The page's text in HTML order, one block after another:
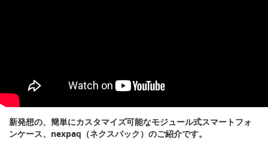
新発想の、簡単にカスタマイズ可能なモジュール式スマートフォ
ンケース、nexpaq（ネクスパック）のご紹介です。